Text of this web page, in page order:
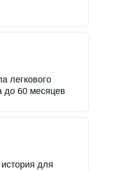
легкового
до 60 месяцев
для